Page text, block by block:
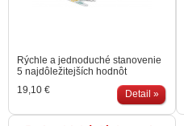
Rýchle a jednoduché stanovenie
5 najdôležitejších hodnôt
jazierkovej vody a to len v jednom
teste. Jednoduché použitie aj pre
začiatočníkov. Hodnota pH,
celková tvrdosť GH, karbonátová
19,10 € Detail »